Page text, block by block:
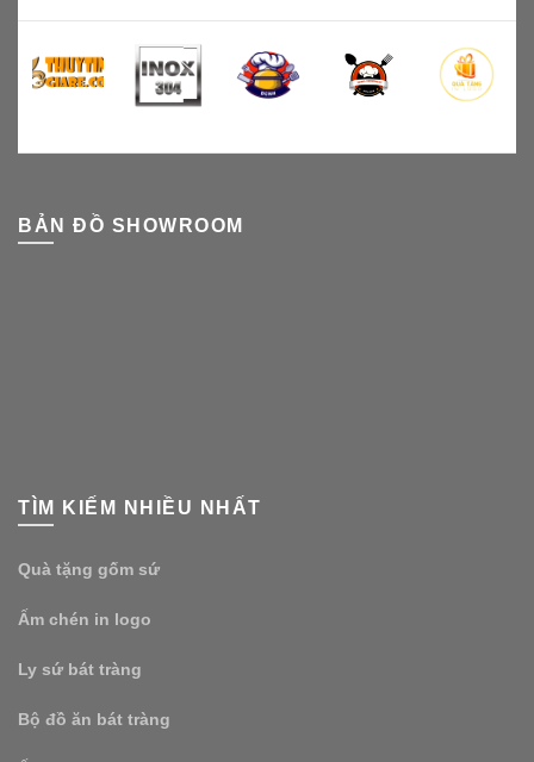
BẢN ĐỒ SHOWROOM
TÌM KIẾM NHIỀU NHẤT
Quà tặng gốm sứ
Ấm chén in logo
Ly sứ bát tràng
Bộ đồ ăn bát tràng